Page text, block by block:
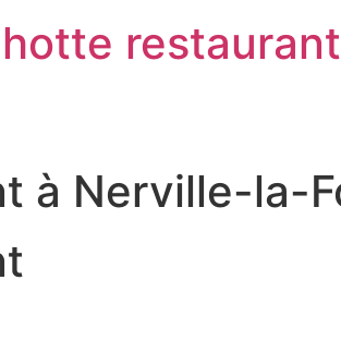
restaurant
à Nerville-la-